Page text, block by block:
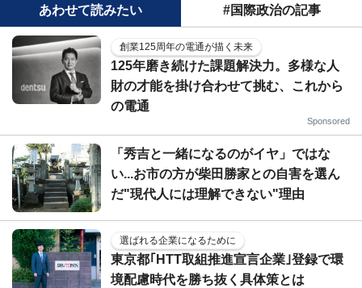
あわせて読みたい #国際政治の記事
創業125周年の電通が描く未来
125年磨き続けた課題解決力。多様な人
財の才能を掛け合わせて挑む、これから
の電通
Sponsored
「秀吉と一緒になるのがイヤ」ではな
い...お市の方が柴田勝家との自害を選ん
だ"現代人には理解できない"理由
選ばれる企業になるために
東京都｢HTT取組推進宣言企業｣登録で環
境配慮時代を勝ち抜く具体策とは